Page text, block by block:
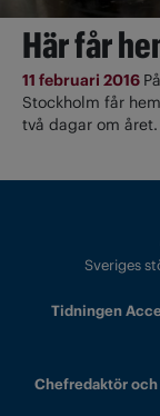
Här får
11 februari 2016
Stockholm får
två dagar om
Sveriges
Tidningen
Chefredaktör och